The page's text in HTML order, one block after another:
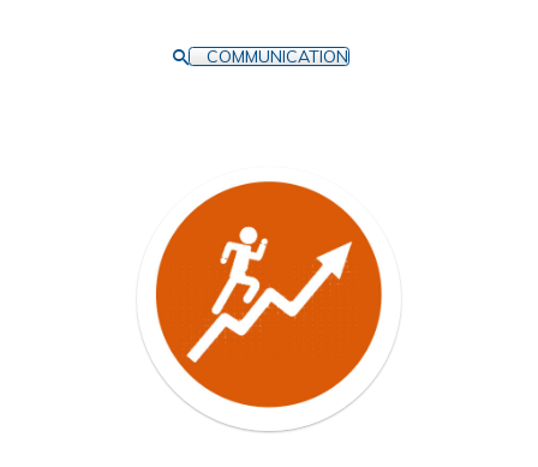
COMMUNICATION